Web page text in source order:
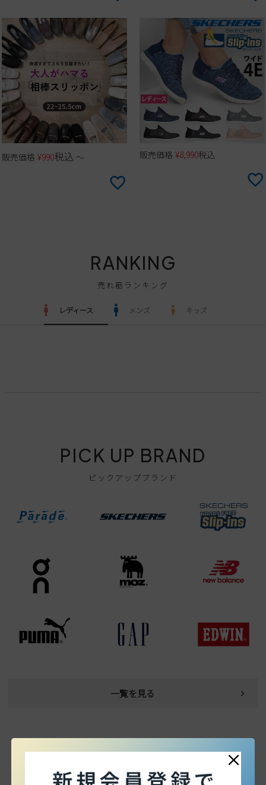
×
販売価格 ¥990税込 〜 販売価格 ¥8,990税込
RANKING
売れ筋ランキング
レディース メンズ キッズ
PICK UP BRAND
ピックアップブランド
一覧を見る